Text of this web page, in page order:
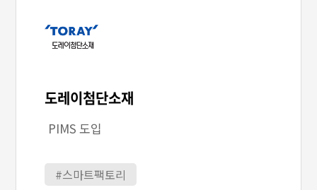
도레이첨단소재
PIMS 도입
#스마트팩토리